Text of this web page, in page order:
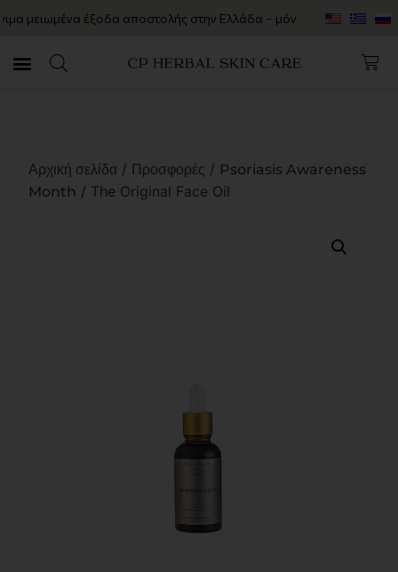
έξοδα αποστολής στην Ελλάδα – μόνο 7€! Psoriasis
Αρχική σελίδα / Προσφορές / Psoriasis Awareness
Month / The Original Face Oil